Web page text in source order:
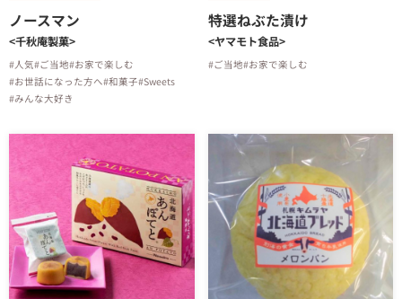
ノースマン
<千秋庵製菓>
#人気#ご当地#お家で楽しむ
#お世話になった方へ#和菓子#Sweets
#みんな大好き
特選ねぶた漬け
<ヤマモト食品>
#ご当地#お家で楽しむ